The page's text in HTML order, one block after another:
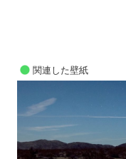
関連した壁紙